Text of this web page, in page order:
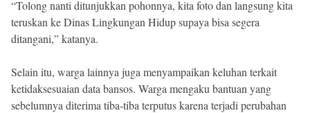
“Tolong nanti ditunjukkan pohonnya, kita foto dan langsung kita
teruskan ke Dinas Lingkungan Hidup supaya bisa segera
ditangani,” katanya.
Selain itu, warga lainnya juga menyampaikan keluhan terkait
ketidaksesuaian data bansos. Warga mengaku bantuan yang
sebelumnya diterima tiba-tiba terputus karena terjadi perubahan